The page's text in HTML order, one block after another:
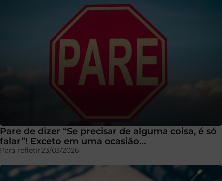
Pare de dizer “Se precisar de alguma coisa, é só
falar”! Exceto em uma ocasião…
Para refletir23/03/2026